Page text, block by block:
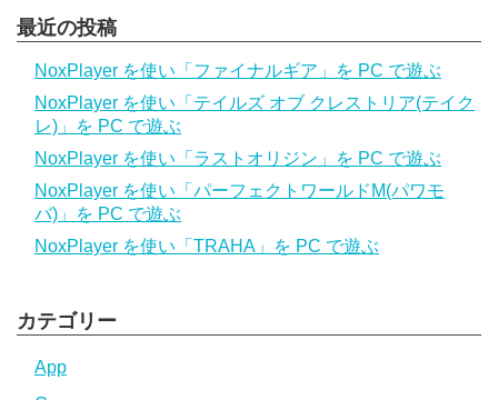
最近の投稿
NoxPlayer を使い「ファイナルギア」を PC で遊ぶ
NoxPlayer を使い「テイルズ オブ クレストリア(テイク
レ)」を PC で遊ぶ
NoxPlayer を使い「ラストオリジン」を PC で遊ぶ
NoxPlayer を使い「パーフェクトワールドM(パワモ
バ)」を PC で遊ぶ
NoxPlayer を使い「TRAHA」を PC で遊ぶ
カテゴリー
App